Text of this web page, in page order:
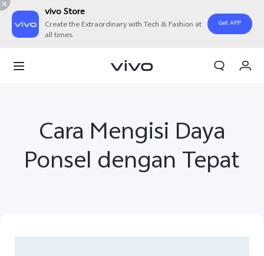
vivo Store
Create the Extraordinary with Tech & Fashion at
all times.
Get APP
Akun Saya
Cara Mengisi Daya
Ponsel dengan Tepat